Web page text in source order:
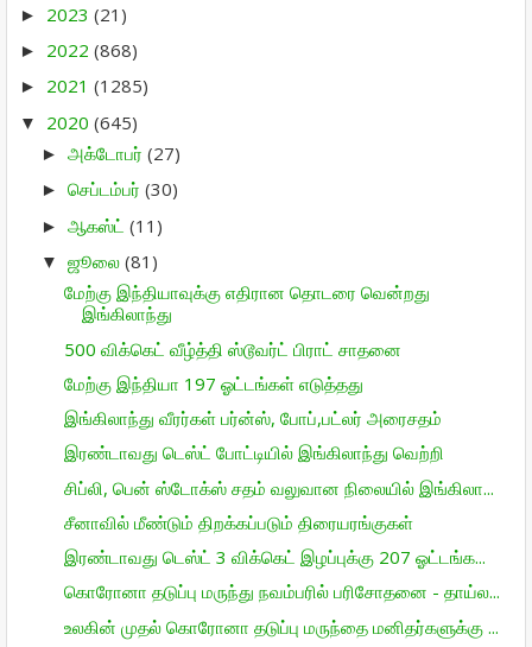
► 2023 (21)
► 2022 (868)
► 2021 (1285)
▼ 2020 (645)
► அக்டோபர் (27)
► செப்டம்பர் (30)
► ஆகஸ்ட் (11)
▼ ஜூலை (81)
மேற்கு இந்தியாவுக்கு எதிரான தொடரை வென்றது
இங்கிலாந்து
500 விக்கெட் வீழ்த்தி ஸ்டூவர்ட் பிராட் சாதனை
மேற்கு இந்தியா 197 ஓட்டங்கள் எடுத்தது
இங்கிலாந்து வீரர்கள் பர்ன்ஸ், போப்,பட்லர் அரைசதம்
இரண்டாவது டெஸ்ட் போட்டியில் இங்கிலாந்து வெற்றி
சிப்லி, பென் ஸ்டோக்ஸ் சதம் வலுவான நிலையில் இங்கிலா...
சீனாவில் மீண்டும் திறக்கப்படும் திரையரங்குகள்
இரண்டாவது டெஸ்ட் 3 விக்கெட் இழப்புக்கு 207 ஓட்டங்க...
கொரோனா தடுப்பு மருந்து நவம்பரில் பரிசோதனை - தாய்ல...
உலகின் முதல் கொரோனா தடுப்பு மருந்தை மனிதர்களுக்கு ...